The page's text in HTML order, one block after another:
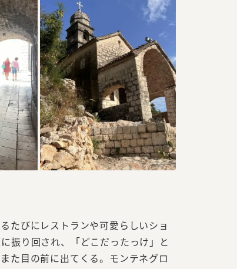
たびにレストランや可愛らしいショ
振り回され、「どこだったっけ」と
た目の前に出てくる。モンテネグロ